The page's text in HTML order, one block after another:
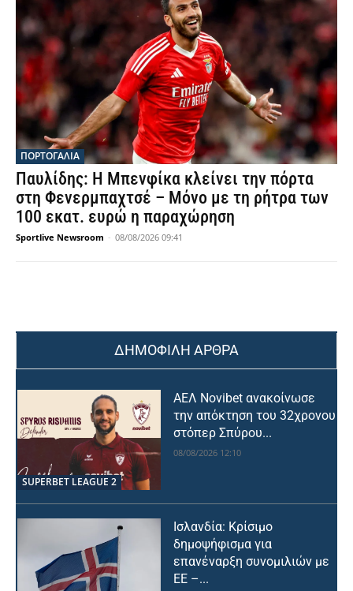
ΠΟΡΤΟΓΑΛΙΑ
Παυλίδης: Η Μπενφίκα κλείνει την πόρτα
στη Φενερμπαχτσέ – Μόνο με τη ρήτρα των
100 εκατ. ευρώ η παραχώρηση
Sportlive Newsroom - 08/08/2026 09:41
ΔΗΜΟΦΙΛΗ ΑΡΘΡΑ
SUPERBET LEAGUE 2
ΑΕΛ Novibet ανακοίνωσε
την απόκτηση του 32χρονου
στόπερ Σπύρου...
08/08/2026 12:10
Ισλανδία: Κρίσιμο
δημοψήφισμα για
επανέναρξη συνομιλιών με
ΕΕ –...